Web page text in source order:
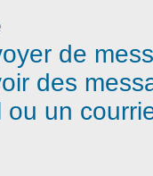
de
des
ou un